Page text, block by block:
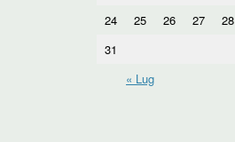
24
25 26 27 28
31
« Lug